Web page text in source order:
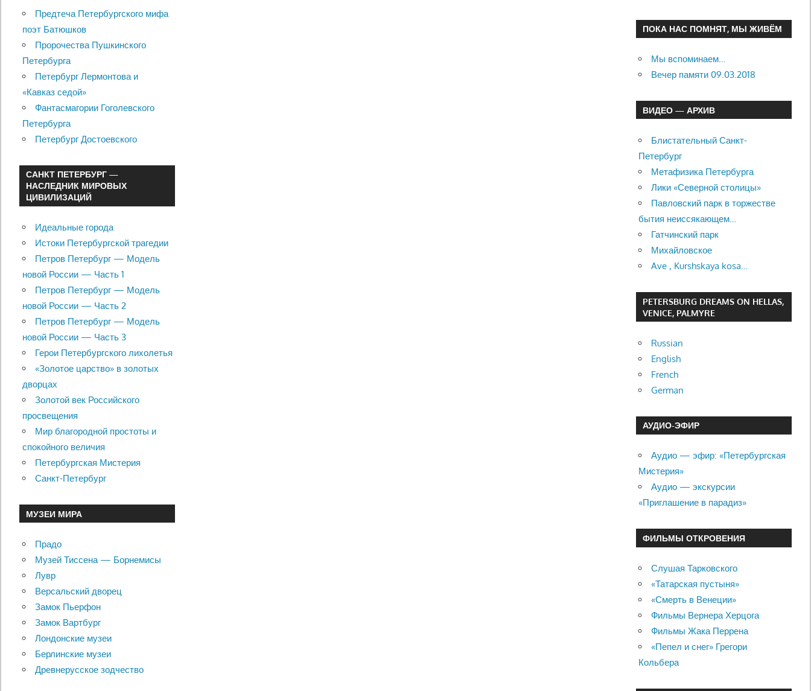
Предтеча Петербургского мифа
поэт Батюшков
Пророчества Пушкинского
Петербурга
Петербург Лермонтова и
«Кавказ седой»
Фантасмагории Гоголевского
Петербурга
Петербург Достоевского
САНКТ ПЕТЕРБУРГ —
НАСЛЕДНИК МИРОВЫХ
ЦИВИЛИЗАЦИЙ
Идеальные города
Истоки Петербургской трагедии
Петров Петербург — Модель
новой России — Часть 1
Петров Петербург — Модель
новой России — Часть 2
Петров Петербург — Модель
новой России — Часть 3
Герои Петербургского лихолетья
«Золотое царство» в золотых
дворцах
Золотой век Российского
просвещения
Мир благородной простоты и
спокойного величия
Петербургская Мистерия
Санкт-Петербург
МУЗЕИ МИРА
Прадо
Музей Тиссена — Борнемисы
Лувр
Версальский дворец
Замок Пьерфон
Замок Вартбург
Лондонские музеи
Берлинские музеи
Древнерусское зодчество
ПОКА НАС ПОМНЯТ, МЫ ЖИВЁМ
Мы вспоминаем…
Вечер памяти 09.03.2018
ВИДЕО — АРХИВ
Блистательный Санкт-
Петербург
Метафизика Петербурга
Лики «Северной столицы»
Павловский парк в торжестве
бытия неиссякающем…
Гатчинский парк
Михайловское
Ave , Kurshskaya kosa…
PETERSBURG DREAMS ON HELLAS,
VENICE, PALMYRE
Russian
English
French
German
АУДИО-ЭФИР
Аудио — эфир: «Петербургская
Мистерия»
Аудио — экскурсии
«Приглашение в парадиз»
ФИЛЬМЫ ОТКРОВЕНИЯ
Слушая Тарковского
«Татарская пустыня»
«Смерть в Венеции»
Фильмы Вернера Херцога
Фильмы Жака Перрена
«Пепел и снег» Грегори
Кольбера